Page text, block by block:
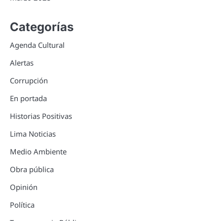
Categorías
Agenda Cultural
Alertas
Corrupción
En portada
Historias Positivas
Lima Noticias
Medio Ambiente
Obra pública
Opinión
Política